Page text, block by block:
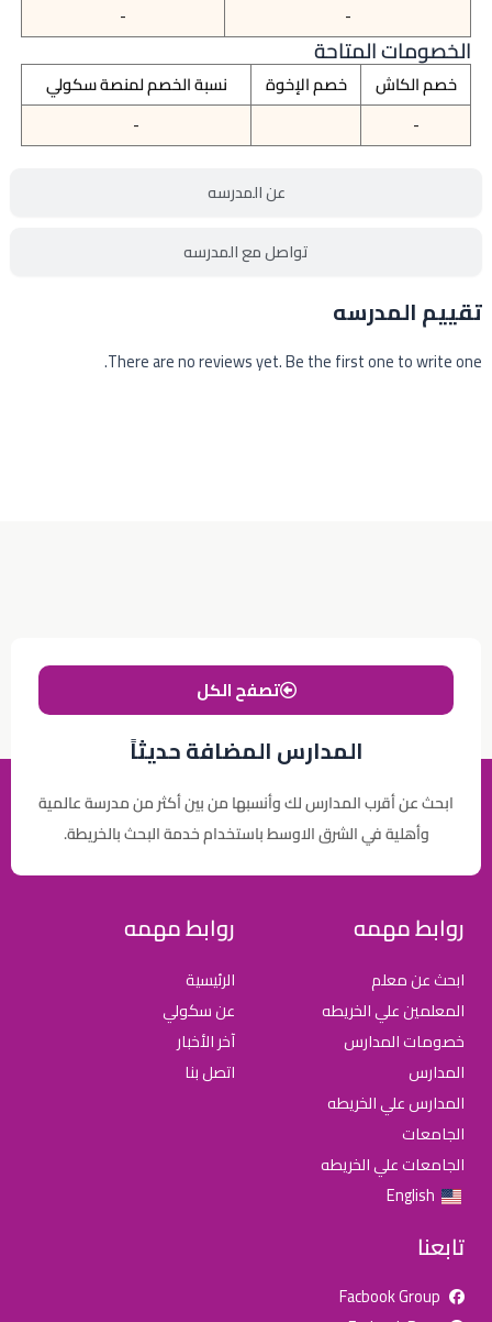
عن المدرسه
تواصل مع المدرسه
-
-
الخصومات المتاحة
خصم الكاش خصم الإخوة
نسبة الخصم لمنصة سكولي
-
-
تقييم المدرسه
There are no reviews yet. Be the first one to write one.
المدارس المضافة حديثاً
ابحث عن أقرب المدارس لك وأنسبها من بين أكثر من مدرسة عالمية
وأهلية في الشرق الاوسط باستخدام خدمة البحث بالخريطة.
تصفح الكل
روابط مهمه
ابحث عن معلم
المعلمين علي الخريطه
خصومات المدارس
المدارس
المدارس علي الخريطه
الجامعات
الجامعات علي الخريطه
English
روابط مهمه
الرئيسية
عن سكولي
آخر الأخبار
اتصل بنا
تابعنا
Facbook Group